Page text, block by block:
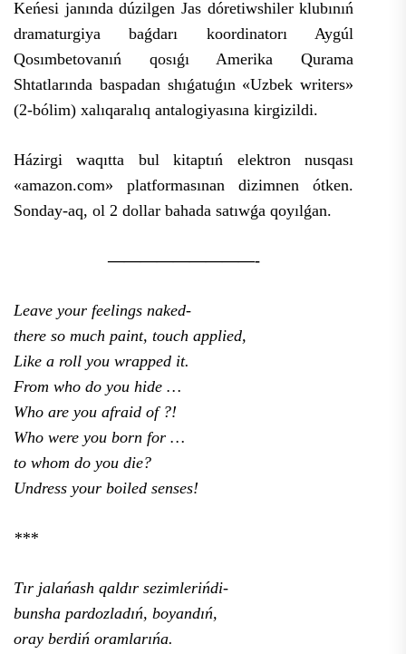
Keńesi janında dúzilgen Jas dóretiwshiler klubınıń
dramaturgiya baǵdarı koordinatorı Aygúl
Qosımbetovanıń qosıǵı Amerika Qurama
Shtatlarında baspadan shıǵatuǵın «Uzbek writers»
(2-bólim) xalıqaralıq antalogiyasına kirgizildi.
Házirgi waqıtta bul kitaptıń elektron nusqası
«amazon.com» platformasınan dizimnen ótken.
Sonday-aq, ol 2 dollar bahada satıwǵa qoyılǵan.
—————————-
Leave your feelings naked-
there so much paint, touch applied,
Like a roll you wrapped it.
From who do you hide …
Who are you afraid of ?!
Who were you born for …
to whom do you die?
Undress your boiled senses!
***
Tır jalańash qaldır sezimlerińdi-
bunsha pardozladıń, boyandıń,
oray berdiń oramlarıńa.